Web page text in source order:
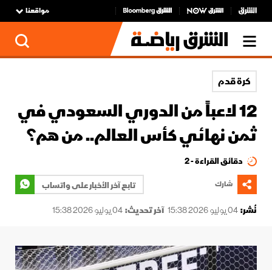
مواقعنا
كرة قدم
12 لاعباً من الدوري السعودي في
ثمن نهائي كأس العالم.. من هم؟
دقائق القراءة - 2
شارك
تابع آخر الأخبار على واتساب
نُشر:04 يوليو 2026 15:38 آخر تحديث:04 يوليو 2026 15:38